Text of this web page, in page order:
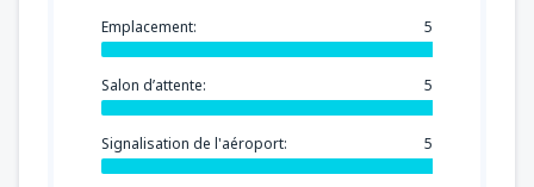
Emplacement: 5
Salon d’attente: 5
Signalisation de l'aéroport: 5